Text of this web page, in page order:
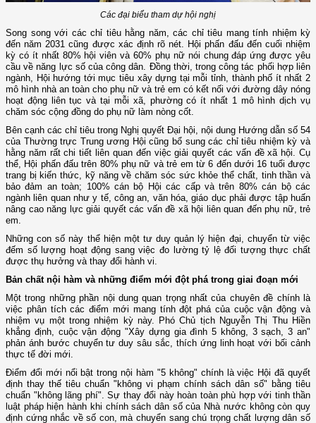
Các đại biểu tham dự hội nghị
Song song với các chỉ tiêu hằng năm, các chỉ tiêu mang tính nhiệm kỳ
đến năm 2031 cũng được xác định rõ nét. Hội phấn đấu đến cuối nhiệm
kỳ có ít nhất 80% hội viên và 60% phụ nữ nói chung đáp ứng được yêu
cầu về năng lực số của công dân. Đồng thời, trong công tác phối hợp liên
ngành, Hội hướng tới mục tiêu xây dựng tại mỗi tỉnh, thành phố ít nhất 2
mô hình nhà an toàn cho phụ nữ và trẻ em có kết nối với đường dây nóng
hoạt động liên tục và tại mỗi xã, phường có ít nhất 1 mô hình dịch vụ
chăm sóc cộng đồng do phụ nữ làm nòng cốt.
Bên cạnh các chỉ tiêu trong Nghị quyết Đại hội, nội dung Hướng dẫn số 54
của Thường trực Trung ương Hội cũng bổ sung các chỉ tiêu nhiệm kỳ và
hằng năm rất chi tiết liên quan đến việc giải quyết các vấn đề xã hội. Cụ
thể, Hội phấn đấu trên 80% phụ nữ và trẻ em từ 6 đến dưới 16 tuổi được
trang bị kiến thức, kỹ năng về chăm sóc sức khỏe thể chất, tinh thần và
bảo đảm an toàn; 100% cán bộ Hội các cấp và trên 80% cán bộ các
ngành liên quan như y tế, công an, văn hóa, giáo dục phải được tập huấn
nâng cao năng lực giải quyết các vấn đề xã hội liên quan đến phụ nữ, trẻ
em.
Những con số này thể hiện một tư duy quản lý hiện đại, chuyển từ việc
đếm số lượng hoạt động sang việc đo lường tỷ lệ đối tượng thực chất
được thụ hưởng và thay đổi hành vi.
Bản chất nội hàm và những điểm mới đột phá trong giai đoạn mới
Một trong những phần nội dung quan trọng nhất của chuyên đề chính là
việc phân tích các điểm mới mang tính đột phá của cuộc vận động và
nhiệm vụ một trong nhiệm kỳ này. Phó Chủ tịch Nguyễn Thị Thu Hiền
khẳng định, cuộc vận động "Xây dựng gia đình 5 không, 3 sạch, 3 an"
phản ánh bước chuyển tư duy sâu sắc, thích ứng linh hoạt với bối cảnh
thực tế đời mới.
Điểm đổi mới nổi bật trong nội hàm "5 không" chính là việc Hội đã quyết
định thay thế tiêu chuẩn "không vi phạm chính sách dân số" bằng tiêu
chuẩn "không lãng phí". Sự thay đổi này hoàn toàn phù hợp với tinh thần
luật pháp hiện hành khi chính sách dân số của Nhà nước không còn quy
định cứng nhắc về số con, mà chuyển sang chú trọng chất lượng dân số